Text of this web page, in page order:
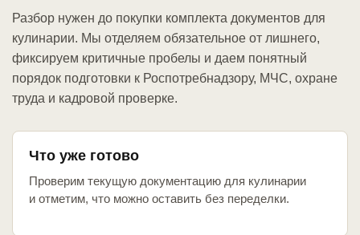
Разбор нужен до покупки комплекта документов для
кулинарии. Мы отделяем обязательное от лишнего,
фиксируем критичные пробелы и даем понятный
порядок подготовки к Роспотребнадзору, МЧС, охране
труда и кадровой проверке.
Что уже готово
Проверим текущую документацию для кулинарии
и отметим, что можно оставить без переделки.